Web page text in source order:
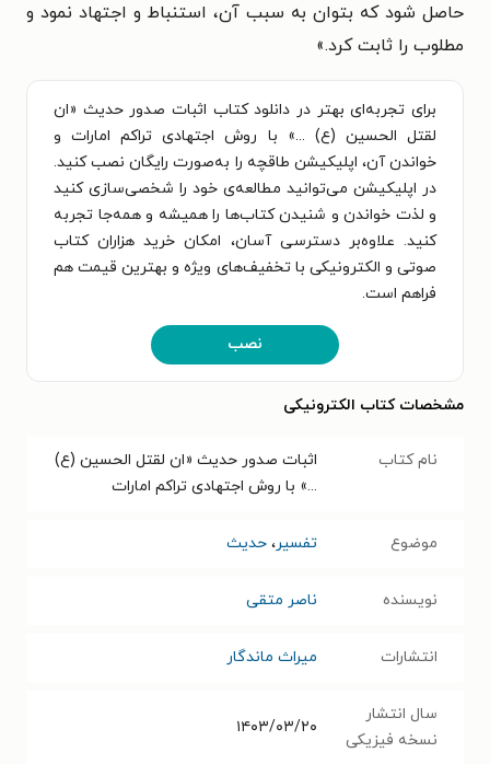
حاصل شود که بتوان به سبب آن، استنباط و اجتهاد نمود و
مطلوب را ثابت کرد.»
برای تجربه‌ای بهتر در دانلود کتاب اثبات صدور حدیث «ان
لقتل الحسین (ع) ...» با روش اجتهادی تراکم امارات و
خواندن آن، اپلیکیشن طاقچه را به‌صورت رایگان نصب کنید.
در اپلیکیشن می‌توانید مطالعه‌ی خود را شخصی‌سازی کنید
و لذت خواندن و شنیدن کتاب‌ها را همیشه و همه‌جا تجربه
کنید. علاوه‌بر دسترسی آسان، امکان خرید هزاران کتاب
صوتی و الکترونیکی با تخفیف‌های ویژه و بهترین قیمت هم
فراهم است.
نصب
مشخصات کتاب الکترونیکی
نام کتاب
اثبات صدور حدیث «ان لقتل الحسین (ع)
...» با روش اجتهادی تراکم امارات
موضوع تفسیر، حدیث
نویسنده ناصر متقی
انتشارات میراث ماندگار
سال انتشار
نسخه فیزیکی
۱۴۰۳/۰۳/۲۰